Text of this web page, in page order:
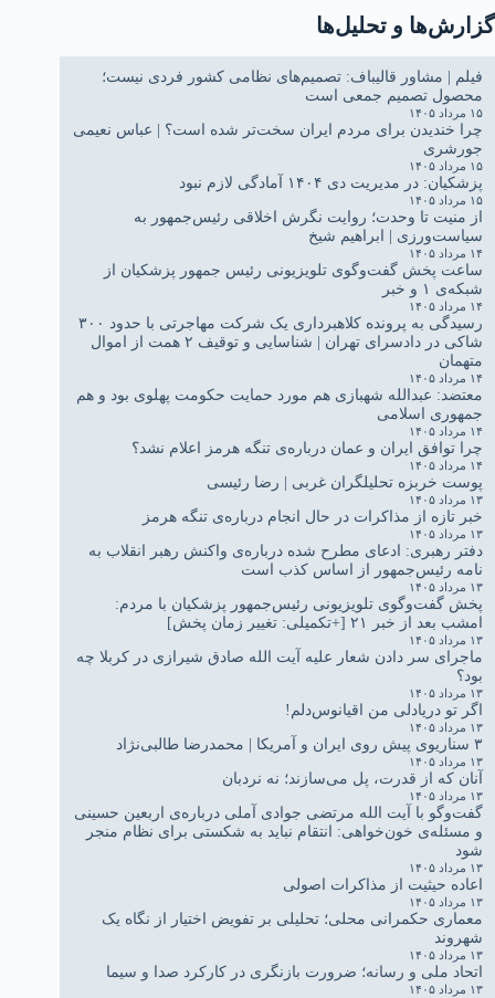
گزارش‌ها و تحلیل‌ها
فیلم | مشاور قالیباف: تصمیم‌های نظامی کشور فردی نیست؛
محصول تصمیم جمعی است
۱۵ مرداد ۱۴۰۵
چرا خندیدن برای مردم ایران سخت‌تر شده است؟ | عباس نعیمی
جورشری
۱۵ مرداد ۱۴۰۵
پزشکیان: در مدیریت دی ۱۴۰۴ آمادگی لازم نبود
۱۵ مرداد ۱۴۰۵
از منیت تا وحدت؛ روایت نگرش اخلاقی رئیس‌جمهور به
سیاست‌ورزی | ابراهیم شیخ
۱۴ مرداد ۱۴۰۵
ساعت پخش گفت‌وگوی تلویزیونی رئیس جمهور پزشکیان از
شبکه‌ی ۱ و خبر
۱۴ مرداد ۱۴۰۵
رسیدگی به پرونده کلاهبرداری یک شرکت مهاجرتی با حدود ۳۰۰
شاکی در دادسرای تهران | شناسایی و توقیف ۲ همت از اموال
متهمان
۱۴ مرداد ۱۴۰۵
معتضد: عبدالله شهبازی هم مورد حمایت حکومت پهلوی بود و هم
جمهوری اسلامی
۱۴ مرداد ۱۴۰۵
چرا توافق ایران و عمان درباره‌ی تنگه هرمز اعلام نشد؟
۱۴ مرداد ۱۴۰۵
پوست خربزه تحلیلگران غربی | رضا رئیسی
۱۳ مرداد ۱۴۰۵
خبر تازه از مذاکرات در حال انجام درباره‌ی تنگه هرمز
۱۳ مرداد ۱۴۰۵
دفتر رهبری: ادعای مطرح شده درباره‌ی واکنش رهبر انقلاب به
نامه رئیس‌جمهور از اساس کذب است
۱۳ مرداد ۱۴۰۵
پخش گفت‌وگوی تلویزیونی رئیس‌جمهور پزشکیان با مردم:
امشب بعد از خبر ۲۱ [+تکمیلی: تغییر زمان پخش]
۱۳ مرداد ۱۴۰۵
ماجرای سر دادن شعار علیه آیت الله صادق شیرازی در کربلا چه
بود؟
۱۳ مرداد ۱۴۰۵
اگر تو دریادلی من اقیانوس‌دلم!
۱۳ مرداد ۱۴۰۵
۳ سناریوی پیش روی ایران و آمریکا | محمدرضا طالبی‌نژاد
۱۳ مرداد ۱۴۰۵
آنان که از قدرت، پل می‌سازند؛ نه نردبان
۱۳ مرداد ۱۴۰۵
گفت‌وگو با آیت الله مرتضی جوادی آملی درباره‌ی اربعین حسینی
و مسئله‌ی خون‌خواهی: انتقام نباید به شکستی برای نظام منجر
شود
۱۳ مرداد ۱۴۰۵
اعاده حیثیت از مذاکرات اصولی
۱۳ مرداد ۱۴۰۵
معماری حکمرانی محلی؛ تحلیلی بر تفویض اختیار از نگاه یک
شهروند
۱۳ مرداد ۱۴۰۵
اتحاد ملی و رسانه؛ ضرورت بازنگری در کارکرد صدا و سیما
۱۳ مرداد ۱۴۰۵